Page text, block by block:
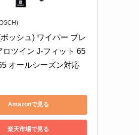
ッシュ) ワイパー ブレ
ロツイン J-フィット 65
オールシーズン対応
Amazonで見る
楽天市場で見る